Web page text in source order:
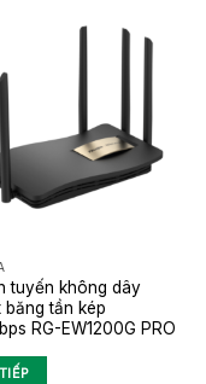
tuyến không dây
băng tần kép
RG-EW1200G PRO